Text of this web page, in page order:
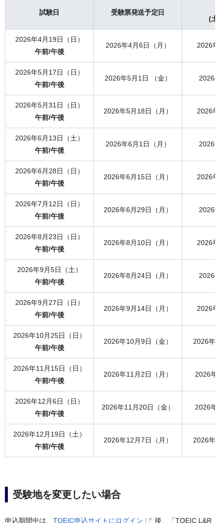
試験日 受験票発送予定日
(土
2026年4月19日（日）
午前/午後
2026年4月6日（月） 2026
2026年5月17日（日）
午前/午後
2026年5月1日 （金） 2026
2026年5月31日（日）
午前/午後
2026年5月18日（月） 2026
2026年6月13日（土）
午前/午後
2026年6月1日（月） 2026
2026年6月28日（日）
午前/午後
2026年6月15日（月） 2026
2026年7月12日（日）
午前/午後
2026年6月29日（月） 2026
2026年8月23日（日）
午前/午後
2026年8月10日（月） 2026
2026年9月5日（土）
午前/午後
2026年8月24日（月） 2026
2026年9月27日（日）
午前/午後
2026年9月14日（月） 2026
2026年10月25日（日）
午前/午後
2026年10月9日（金） 2026年
2026年11月15日（日）
午前/午後
2026年11月2日（月） 2026年
2026年12月6日（日）
午前/午後
2026年11月20日（金） 2026年
2026年12月19日（土）
午前/午後
2026年12月7日（月） 2026年
受験地を変更したい場合
申込期間中は、 TOEIC申込サイトにログイン 後、「TOEIC L&R